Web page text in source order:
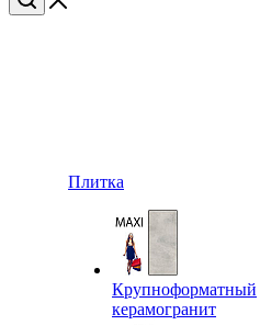
Плитка
Крупноформатный
керамогранит